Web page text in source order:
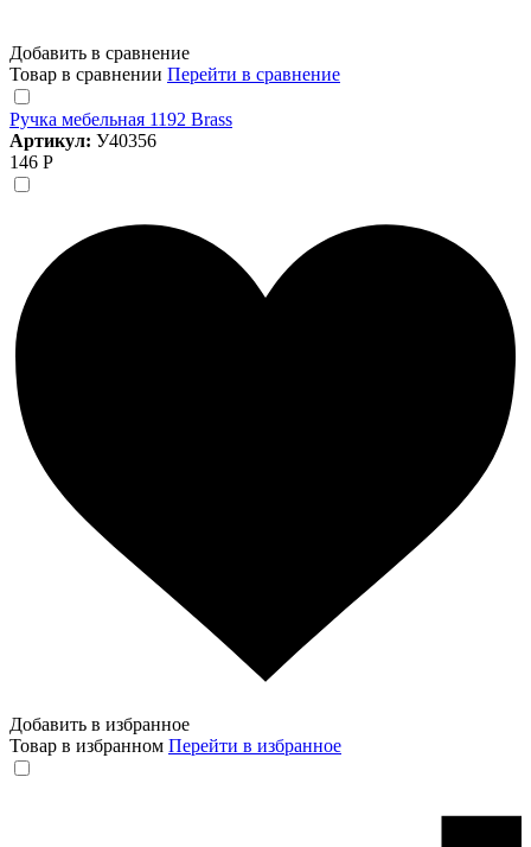
Добавить в сравнение
Товар в сравнении Перейти в сравнение
Ручка мебельная 1192 Brass
Артикул: У40356
146 Р
Добавить в избранное
Товар в избранном Перейти в избранное